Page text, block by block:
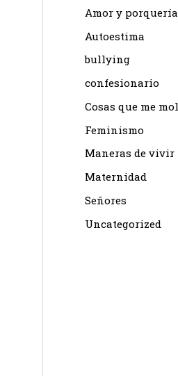
Amor y
Autoestima
bullying
confesionario
Cosas que me
Feminismo
Maneras de vivir
Maternidad
Señores
Uncategorized